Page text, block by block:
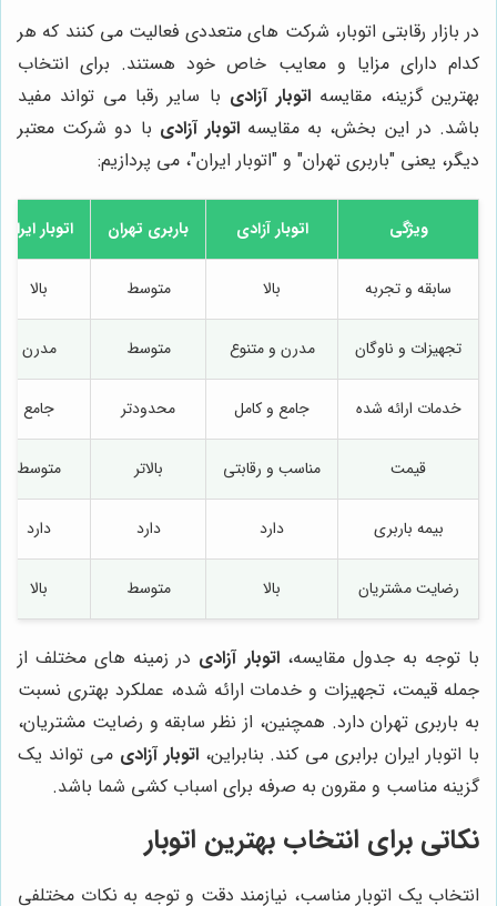
در بازار رقابتی اتوبار، شرکت های متعددی فعالیت می کنند که هر
کدام دارای مزایا و معایب خاص خود هستند. برای انتخاب
بهترین گزینه، مقایسهاتوبار آزادی با سایر رقبا می تواند مفید
باشد. در این بخش، به مقایسهاتوبار آزادی با دو شرکت معتبر
دیگر، یعنی "باربری تهران" و "اتوبار ایران"، می پردازیم:
ویژگی اتوبار آزادی باربری تهران اتوبار ایران
سابقه و تجربه بالا متوسط بالا
تجهیزات و ناوگان مدرن و متنوع متوسط مدرن
خدمات ارائه شده جامع و کامل محدودتر جامع
قیمت مناسب و رقابتی بالاتر متوسط
بیمه باربری دارد دارد دارد
رضایت مشتریان بالا متوسط بالا
با توجه به جدول مقایسه،اتوبار آزادی در زمینه های مختلف از
جمله قیمت، تجهیزات و خدمات ارائه شده، عملکرد بهتری نسبت
به باربری تهران دارد. همچنین، از نظر سابقه و رضایت مشتریان،
با اتوبار ایران برابری می کند. بنابراین،اتوبار آزادی می تواند یک
گزینه مناسب و مقرون به صرفه برای اسباب کشی شما باشد.
نکاتی برای انتخاب بهترین اتوبار
انتخاب یک اتوبار مناسب، نیازمند دقت و توجه به نکات مختلفی